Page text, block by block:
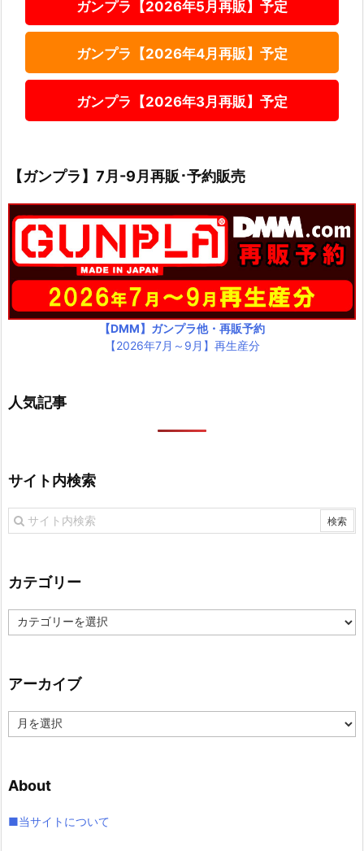
ガンプラ【2026年5月再販】予定
ガンプラ【2026年4月再販】予定
ガンプラ【2026年3月再販】予定
【ガンプラ】7月-9月再販･予約販売
【DMM】ガンプラ他・再販予約
【2026年7月～9月】再生産分
人気記事
サイト内検索
カテゴリー
カ
テ
ー
アーカイブ
ー
ブ
About
■当サイトについて